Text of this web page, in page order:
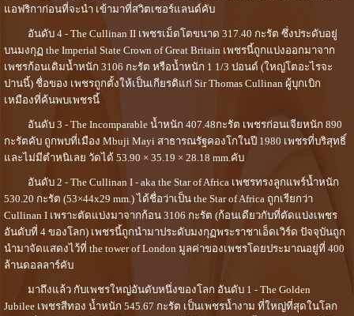
แอฟริกาก่อนที่จะนำ เข้ามาที่สวิตเซอร์แลนด์คับ
อันดับ 4 - The Cullinan II เพชรเม็ดโตขนาด 317.40 กะรัต ซึ่งประดับอยู่
บนมงกุฏ the Imperial State Crown of Great Britain เพชรนี้ถูกแบ่งออกมาจาก
เพชรก้อนเดิมน้ำหนัก 3106 กะรัต หรือน้ำหนัก 1 1/3 ปอนด์ (ใหญ่โตอะไรจะ
ปานนี้) ชื่อของ เพชรถูกตั้งให้เป็นเกียรติแก่ Sir Thomas Cullinan ผู้บุกเบิก
เหมืองที่ค้นพบเพชรนี้
อันดับ 3 - The Incomparable น้ำหนัก 407.48กะรัต เพชรก่อนเจียหนัก 890
กะรัตคับ ถูกพบที่เมือง Mbuji Mayi สาธารณรัฐคองโกในปี 1980 เพชรที่บริสุทธิ์
และไม่มีตำหนิเลย วัดได้ 53.90 × 35.19 × 28.18 mm.คับ
อันดับ 2 - The Cullinan I - aka the Star of Africa เพชรทรงลูกแพร์น้ำหนัก
530.20 กะรัต (53×44x29 mm.) ได้ชื่อว่าเป็น the Star of Africa ถูกเรียกว่า
Cullinan I เพราะตัดแบ่งมาจากก้อน 3106 กะรัต (ก้อนเดียวกับที่ตัดแบ่งเพชร
อันดับที่ 4 ของโลก) เพชรนี้ถูกนำมาประดับมงกุฏพระราชาเอ็ดเวิร์ด ปัจจุบันถูก
นำมาจัดแสดงไว้ที่ the tower of London มูลค่าของเพชรโดยประมาณอยู่ที่ 400
ล้านดอลลาร์คับ
มาถึงแล้ว กับเพชรใหญ่อันดับหนึ่งของโลก อันดับ 1 - The Golden
Jubilee เพชรสีทอง น้ำหนัก 545.67 กะรัต เป็นเพชรน้ำงาม ที่ใหญ่ที่สุดในโลก